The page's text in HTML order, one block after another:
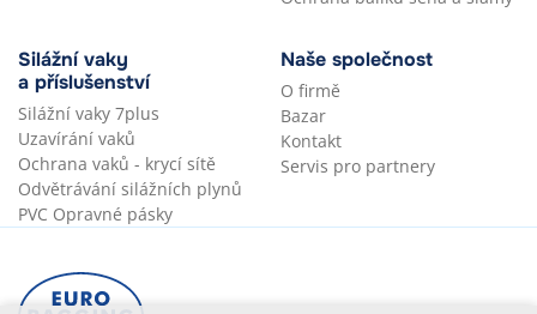
Silážní vaky
a příslušenství
Silážní vaky 7plus
Uzavírání vaků
Ochrana vaků - krycí sítě
Odvětrávání silážních plynů
PVC Opravné pásky
Naše společnost
O firmě
Bazar
Kontakt
Servis pro partnery